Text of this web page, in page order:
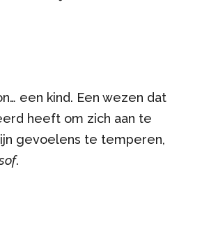
een kind. Een wezen dat
heeft om zich aan te
gevoelens te temperen,
.